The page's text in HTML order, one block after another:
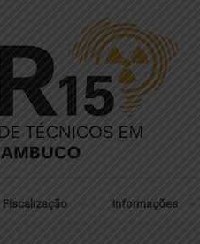
Fiscalização Informações